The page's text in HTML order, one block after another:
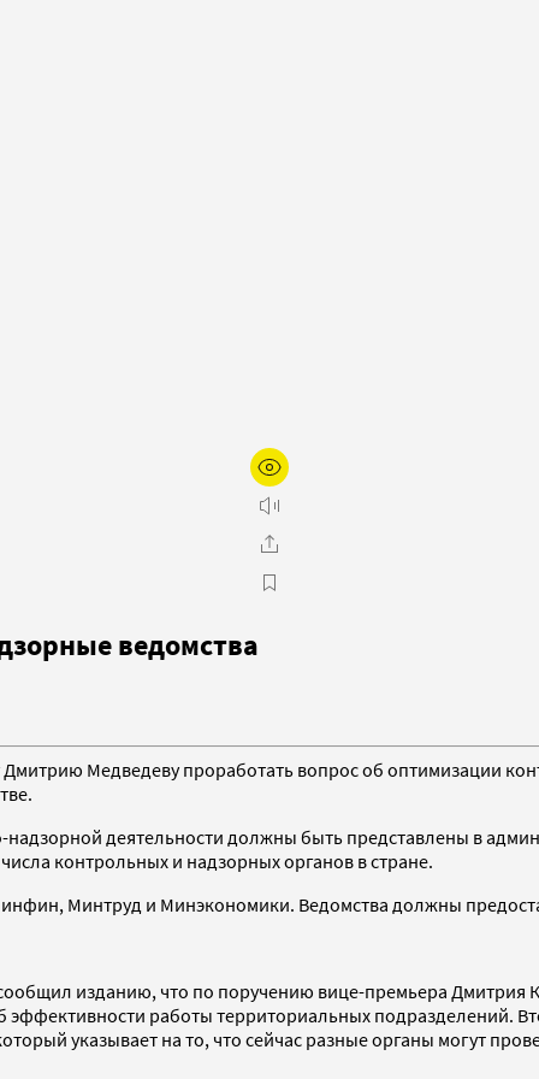
ведомства
Медведеву проработать вопрос об оптимизации
деятельности должны быть представлены в
контрольных и надзорных органов в стране.
Минтруд и Минэкономики. Ведомства должны
изданию, что по поручению вице-премьера
работы территориальных подразделений.
указывает на то, что сейчас разные органы могут